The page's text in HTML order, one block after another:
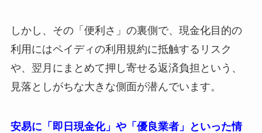
しかし、その「便利さ」の裏側で、現金化目的の
利用にはペイディの利用規約に抵触するリスク
や、翌月にまとめて押し寄せる返済負担という、
見落としがちな大きな側面が潜んでいます。
安易に「即日現金化」や「優良業者」といった情